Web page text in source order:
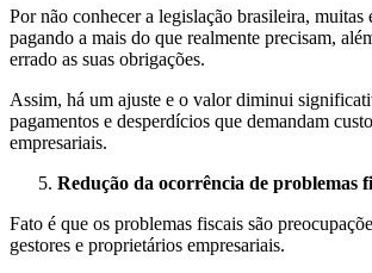
Por não conhecer a legislação brasileira, muitas
pagando a mais do que realmente precisam,
errado as suas obrigações.
Assim, há um ajuste e o valor diminui
pagamentos e desperdícios que demandam
empresariais.
Redução da ocorrência de problemas
Fato é que os problemas fiscais são
gestores e proprietários empresariais.